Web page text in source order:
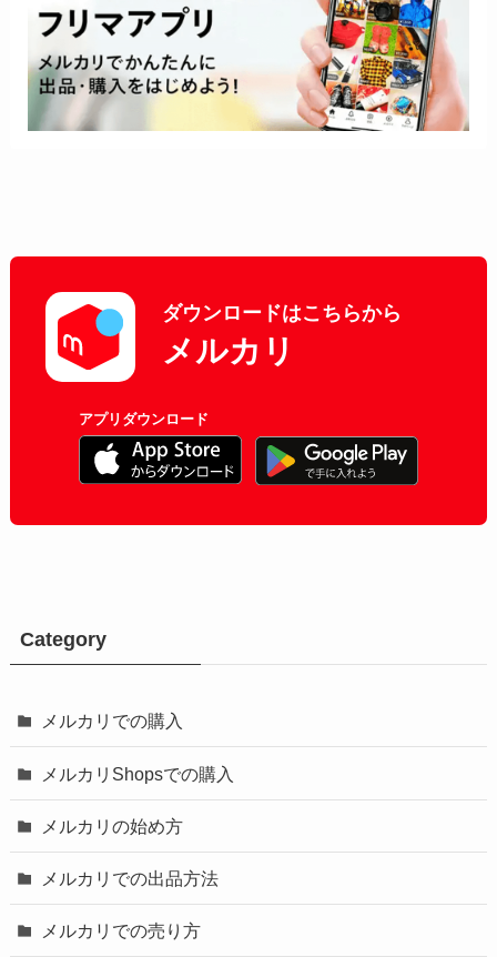
ダウンロードはこちらから
メルカリ
アプリダウンロード
Category
メルカリでの購入
メルカリShopsでの購入
メルカリの始め方
メルカリでの出品方法
メルカリでの売り方